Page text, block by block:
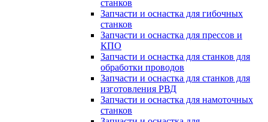
станков
Запчасти и оснастка для гибочных
станков
Запчасти и оснастка для прессов и
КПО
Запчасти и оснастка для станков для
обработки проводов
Запчасти и оснастка для станков для
изготовления РВД
Запчасти и оснастка для намоточных
станков